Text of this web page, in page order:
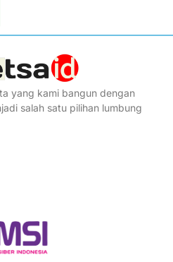
yang kami bangun dengan
salah satu pilihan lumbung